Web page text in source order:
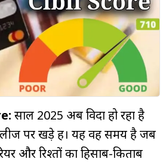
साल 2025 अब विदा हो रहा है
पर खड़े हैं। यह वह समय है जब
और रिश्तों का हिसाब-किताब